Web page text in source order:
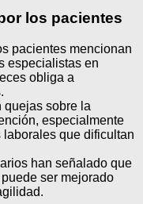
los pacientes
pacientes mencionan
especialistas en
obliga a
quejas sobre la
especialmente
que dificultan
han señalado que
ser mejorado